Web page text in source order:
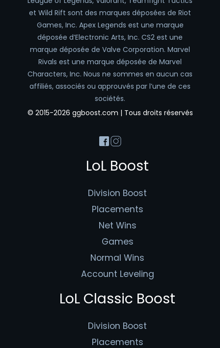
et Wild Rift sont des marques déposées de Riot
Games, Inc. Apex Legends est une marque
déposée d’Electronic Arts, Inc. CS2 est une
marque déposée de Valve Corporation. Marvel
Rivals est une marque déposée de Marvel
Characters, Inc. Nous ne sommes en aucun cas
affiliés, associés ou approuvés par l’une de ces
sociétés.
© 2015-2026 ggboost.com | Tous droits réservés
LoL Boost
Division Boost
Placements
Net Wins
Games
Normal Wins
Account Leveling
LoL Classic Boost
Division Boost
Placements